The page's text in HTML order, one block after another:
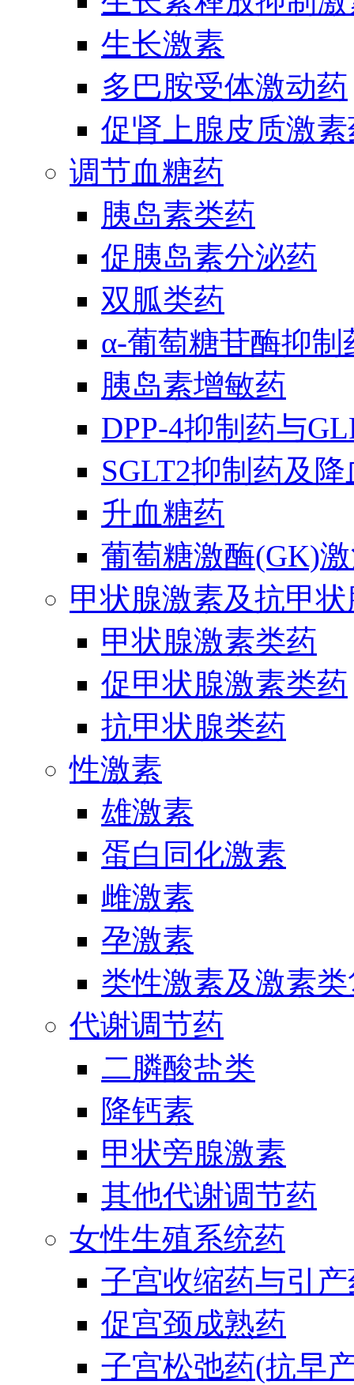
生长激素
多巴胺受体激动药
促肾上腺皮质激
调节血糖药
胰岛素类药
促胰岛素分泌药
双胍类药
α-葡萄糖苷酶抑制
胰岛素增敏药
DPP-4抑制药与
SGLT2抑制药及
升血糖药
葡萄糖激酶(GK)
甲状腺激素及抗甲
甲状腺激素类药
促甲状腺激素类药
抗甲状腺类药
性激素
雄激素
蛋白同化激素
雌激素
孕激素
类性激素及激素
代谢调节药
二膦酸盐类
降钙素
甲状旁腺激素
其他代谢调节药
女性生殖系统药
子宫收缩药与引
促宫颈成熟药
子宫松弛药(抗早